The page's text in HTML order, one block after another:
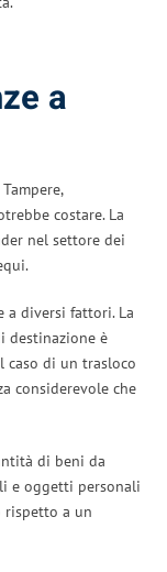
a
costare. La
nel settore dei
a diversi fattori. La
destinazione è
caso di un trasloco
considerevole che
di beni da
e oggetti personali
rispetto a un